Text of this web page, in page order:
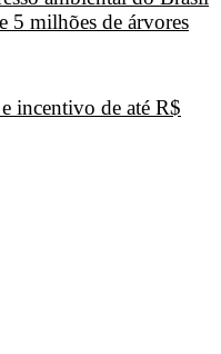
5 milhões de árvores
incentivo de até R$